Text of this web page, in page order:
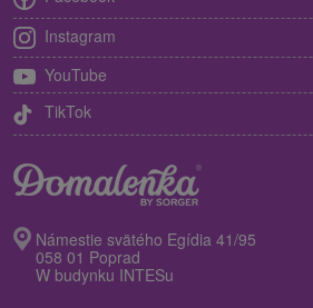
Instagram
YouTube
TikTok
Námestie svätého Egídia 41/95
058 01 Poprad
W budynku INTESu